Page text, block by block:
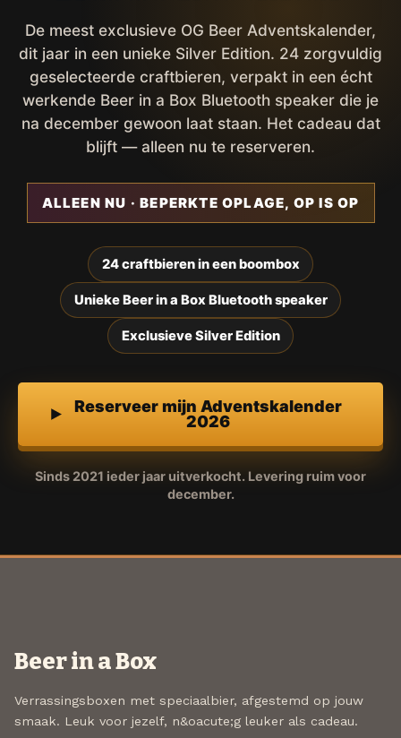
De meest exclusieve OG Beer Adventskalender,
dit jaar in een unieke Silver Edition. 24 zorgvuldig
geselecteerde craftbieren, verpakt in een écht
werkende Beer in a Box Bluetooth speaker die je
na december gewoon laat staan. Het cadeau dat
blijft — alleen nu te reserveren.
ALLEEN NU · BEPERKTE OPLAGE, OP IS OP
24 craftbieren in een boombox
Unieke Beer in a Box Bluetooth speaker
Exclusieve Silver Edition
Reserveer mijn Adventskalender
2026
Sinds 2021 ieder jaar uitverkocht. Levering ruim voor
december.
Beer in a Box
Verrassingsboxen met speciaalbier, afgestemd op jouw
smaak. Leuk voor jezelf, n&oacute;g leuker als cadeau.